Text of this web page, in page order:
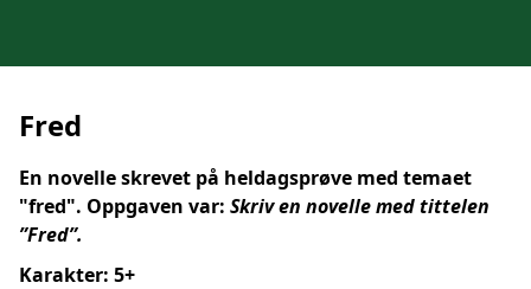
Fred
En novelle skrevet på heldagsprøve med temaet
"fred". Oppgaven var: Skriv en novelle med tittelen
”Fred”.
Karakter: 5+